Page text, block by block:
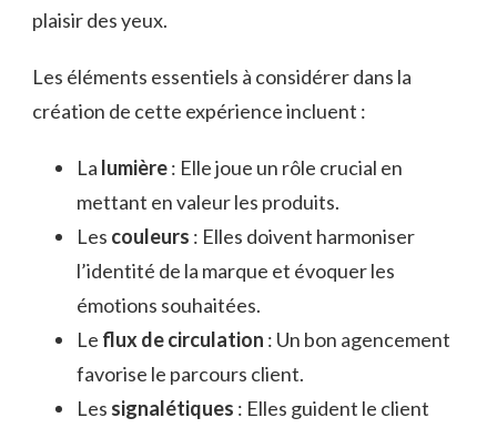
plaisir des yeux.
Les éléments essentiels à considérer dans la
création de cette expérience incluent :
La lumière: Elle joue un rôle crucial en
mettant en valeur les produits.
Les couleurs : Elles doivent harmoniser
l’identité de la marque et évoquer les
émotions souhaitées.
Le flux de circulation : Un bon agencement
favorise le parcours client.
Les signalétiques : Elles guident le client